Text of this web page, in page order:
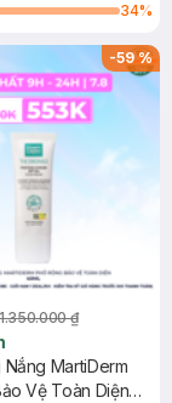
34%
-59%
₫
Nắng MartiDerm
Vệ Toàn Diện